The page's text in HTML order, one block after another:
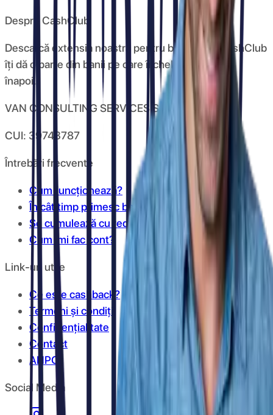
Despre CashClub
Descarcă extensia noastră pentru browser și CashClub
îți dă o parte din banii pe care îi cheltuiești online
înapoi.
VAN CONSULTING SERVICES S.R.L.
CUI: 39743787
Întrebări frecvente
Cum funcționează?
În cât timp primesc banii în cont?
Se cumulează cu reducerile?
Cum îmi fac cont?
Link-uri utile
Ce este cashback?
Termeni și condiții
Confidențialitate
Contact
ANPC
Social Media